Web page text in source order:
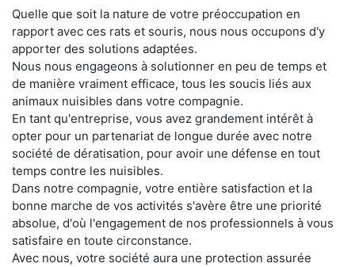
Quelle que soit la nature de votre préoccupation en
rapport avec ces rats et souris, nous nous occupons d'y
apporter des solutions adaptées.
Nous nous engageons à solutionner en peu de temps et
de manière vraiment efficace, tous les soucis liés aux
animaux nuisibles dans votre compagnie.
En tant qu'entreprise, vous avez grandement intérêt à
opter pour un partenariat de longue durée avec notre
société de dératisation, pour avoir une défense en tout
temps contre les nuisibles.
Dans notre compagnie, votre entière satisfaction et la
bonne marche de vos activités s'avère être une priorité
absolue, d'où l'engagement de nos professionnels à vous
satisfaire en toute circonstance.
Avec nous, votre société aura une protection assurée